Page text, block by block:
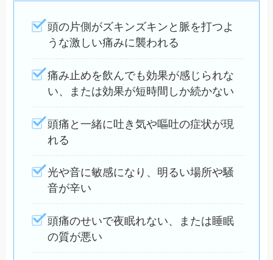
頭の片側がズキンズキンと脈を打つよ
うな激しい痛みに襲われる
痛み止めを飲んでも効果が感じられな
い、または効果が短時間しか続かない
頭痛と一緒に吐き気や嘔吐の症状が現
れる
光や音に敏感になり、明るい場所や騒
音が辛い
頭痛のせいで夜眠れない、または睡眠
の質が悪い